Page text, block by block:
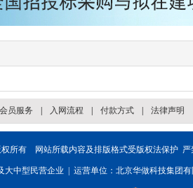
会员服务 入网流程 付款方式 法律声明
权所有 网站所载内容及排版格式受版权法保护 严
大中型民营企业 | 运营单位：北京华做科技集团